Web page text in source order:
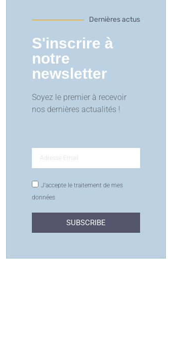
Dernières actus
S'inscrire à
notre
newsletter
Soyez le premier à recevoir
nos dernières actualités !
J'accepte le traitement de mes
données
SUBSCRIBE